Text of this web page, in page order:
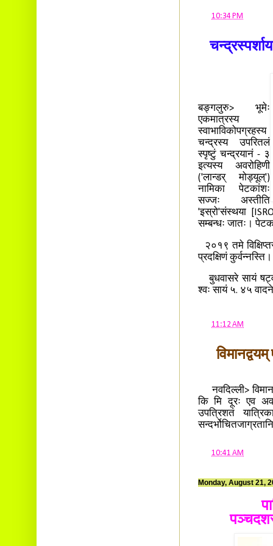
10:34 PM
बङ्गलुरु> भूमेः
एकमात्रस्य
स्वाभाविकोपग्रहस्य
चन्द्रस्य उपरितलं
स्पृष्टुं चन्द्रयानं - ३
इत्यस्य अवरोहिणी
('लान्डर् मोड्यूल्')
नामिका पेटकांशः
सज्जः अस्तीति
'इस्रो'संस्थया
सम्बन्धः जातः।
२०१९ तमे
प्रदक्षिणं
बुधवासरे सायं
श्वः सायं ५. ४५
11:12 AM
नवदिल्ली>
कि मि दूरः एव
उपत्रिशतं
10:41 AM
Monday, August 21,